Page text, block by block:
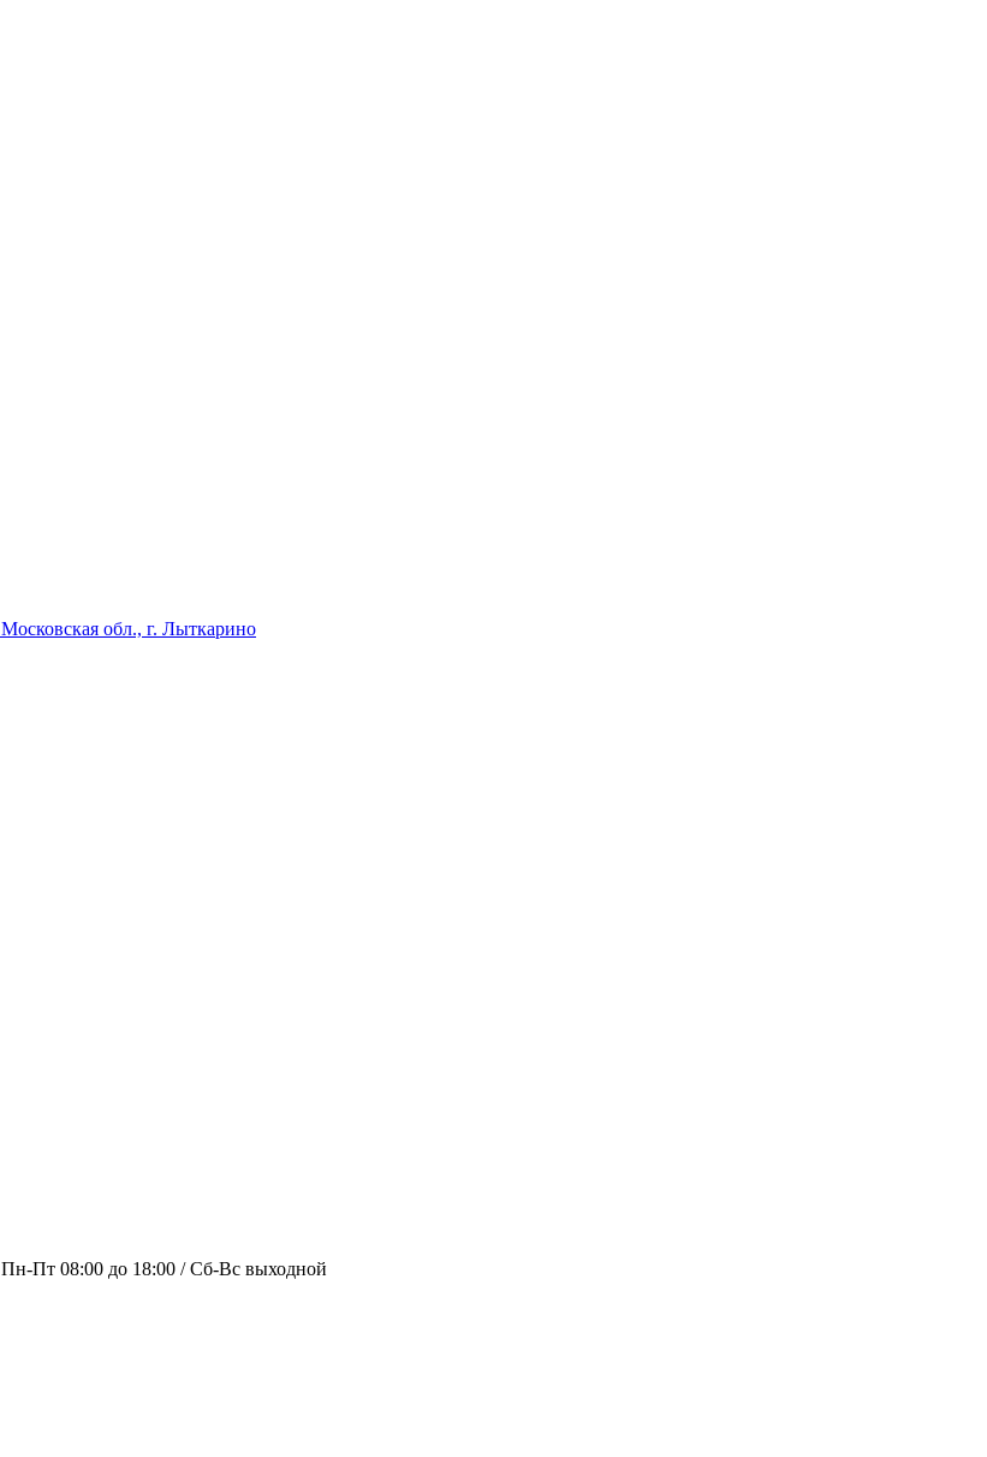
Московская обл., г. Лыткарино
Пн-Пт 08:00 до 18:00 / Сб-Вс выходной